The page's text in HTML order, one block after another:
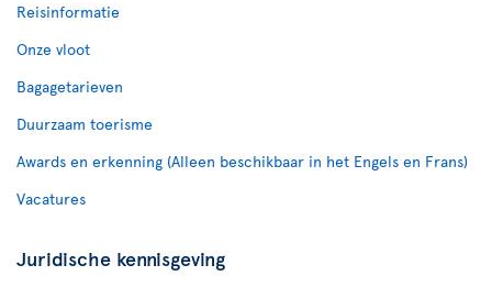
Reisinformatie
Onze vloot
Bagagetarieven
Duurzaam toerisme
Awards en erkenning (Alleen beschikbaar in het Engels en Frans)
Vacatures
Juridische kennisgeving